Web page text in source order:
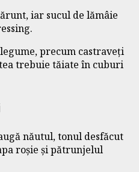
iar sucul de lămâie
precum castraveți
trebuie tăiate în cuburi
năutul, tonul desfăcut
roșie și pătrunjelul